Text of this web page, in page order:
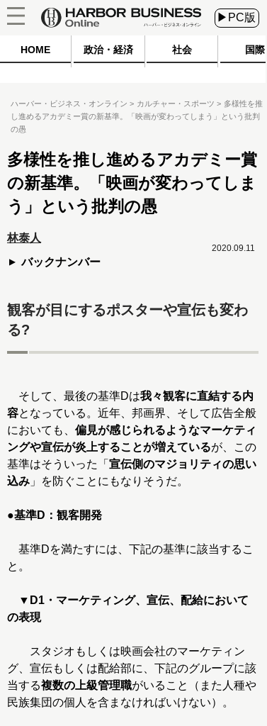
▶PC版
HOME 政治・経済 社会 国際
ハーバー・ビジネス・オンライン カルチャー・スポーツ
多様性を推
し進めるアカデミー賞の新基準。「映画が変わってしまう」という批判
の愚
多様性を推し進めるアカデミー賞
の新基準。「映画が変わってしま
う」という批判の愚
林泰人
バックナンバー
2020.09.11
観客が目にするポスターや宣伝も変わ
る?
そして、最後の基準Dは我々観客に直結する内
容となっている。近年、邦画界、そして広告全般
においても、 偏見が感じられるようなマーケティ
ングや宣伝が炎上することが増えているが、この
基準はそういった「 宣伝側のマジョリティの思い
込み 」を防ぐことにもなりそうだ。
●基準D：観客開発
基準Dを満たすには、下記の基準に該当するこ
と。
▼ D1・マーケティング、宣伝、配給において
の表現
スタジオもしくは映画会社のマーケティン
グ、宣伝もしくは配給部に、下記のグループに該
当する複数の上級管理職がいること（また人種や
民族集団の個人を含まなければいけない）。